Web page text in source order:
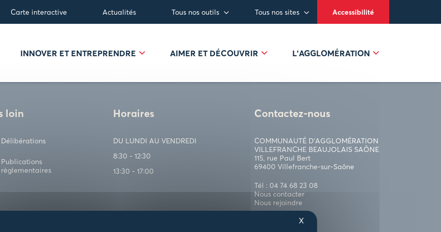
X
Carte interactive Actualités Tous nos outils Tous nos sites Accessibilité
INNOVER ET ENTREPRENDRE AIMER ET DÉCOUVRIR L’AGGLOMÉRATION
loin
Délibérations
Publications
règlementaires
Horaires
DU LUNDI AU VENDREDI
8:30 - 12:30
13:30 - 17:00
Contactez-nous
COMMUNAUTÉ D’AGGLOMÉRATION
VILLEFRANCHE BEAUJOLAIS SAÔNE
115, rue Paul Bert
69400 Villefranche-sur-Saône
Tél : 04 74 68 23 08
Nous contacter
Nous rejoindre